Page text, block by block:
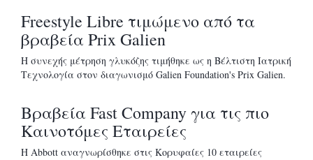
Freestyle Libre τιμώμενο από τα
βραβεία Prix Galien
Η συνεχής μέτρηση γλυκόζης τιμήθηκε ως η Βέλτιστη Ιατρική
Τεχνολογία στον διαγωνισμό Galien Foundation's Prix Galien.
Βραβεία Fast Company για τις πιο
Καινοτόμες Εταιρείες
Η Abbott αναγνωρίσθηκε στις Κορυφαίες 10 εταιρείες